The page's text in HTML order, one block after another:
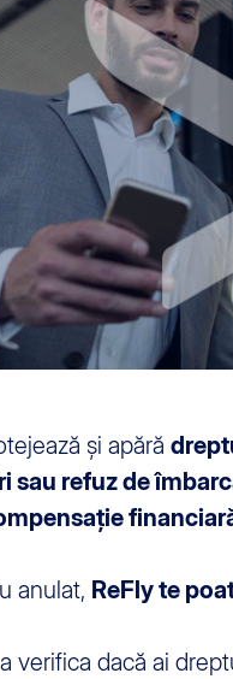
și apără
sau refuz de
anulat, ReFly te
verifica dacă ai